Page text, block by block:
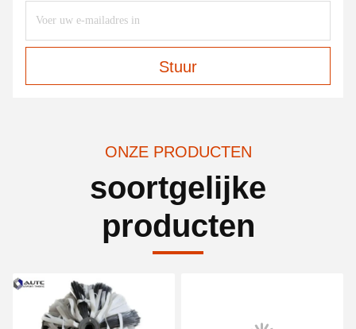
Stuur
ONZE PRODUCTEN
soortgelijke
producten